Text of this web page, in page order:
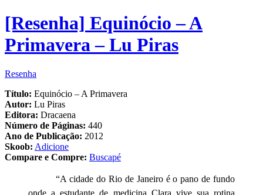
[Resenha] Equinócio – A
Primavera – Lu Piras
Resenha
Título: Equinócio – A Primavera
Autor: Lu Piras
Editora: Dracaena
Número de Páginas: 440
Ano de Publicação: 2012
Skoob: Adicione
Compare e Compre: Buscapé
“A cidade do Rio de Janeiro é o pano de fundo
onde a estudante de medicina Clara vive sua rotina